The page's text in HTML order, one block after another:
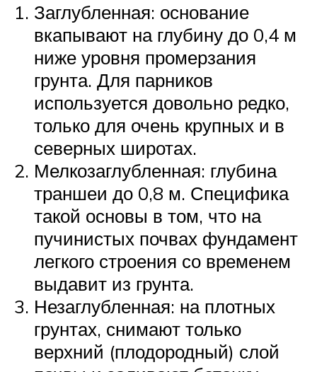
Заглубленная: основание
вкапывают на глубину до 0,4 м
ниже уровня промерзания
грунта. Для парников
используется довольно редко,
только для очень крупных и в
северных широтах.
Мелкозаглубленная: глубина
траншеи до 0,8 м. Специфика
такой основы в том, что на
пучинистых почвах фундамент
легкого строения со временем
выдавит из грунта.
Незаглубленная: на плотных
грунтах, снимают только
верхний (плодородный) слой